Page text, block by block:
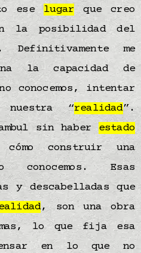
ese lugarque creo
la posibilidad del
me
la capacidad de
conocemos, intentar
nuestra “realidad”.
sin haber estado
construir una
Esas
y descabelladas que
, son una obra
lo que fija esa
en lo que no